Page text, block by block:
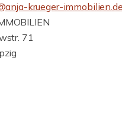
krueger-immobilien.de
71